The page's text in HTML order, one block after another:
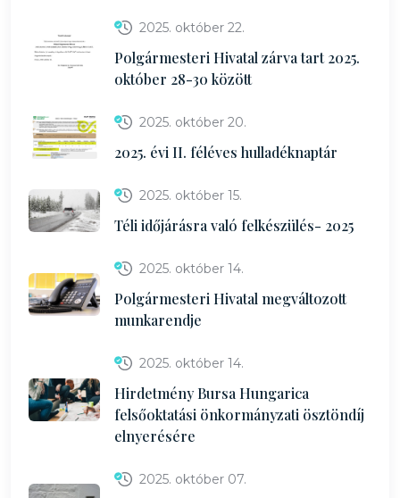
2025. október 22.
Polgármesteri Hivatal zárva tart 2025.
október 28-30 között
2025. október 20.
2025. évi II. féléves hulladéknaptár
2025. október 15.
Téli időjárásra való felkészülés- 2025
2025. október 14.
Polgármesteri Hivatal megváltozott
munkarendje
2025. október 14.
Hirdetmény Bursa Hungarica
felsőoktatási önkormányzati ösztöndíj
elnyerésére
2025. október 07.